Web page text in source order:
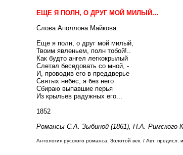
ЕЩЕ Я ПОЛН, О ДРУГ МОЙ МИЛЫЙ…
Слова Аполлона Майкова
Еще я полн, о друг мой милый,
Твоим явленьем, полн тобой!..
Как будто ангел легкокрылый
Слетал беседовать со мной, -
И, проводив его в преддверье
Святых небес, я без него
Сбираю выпавшие перья
Из крыльев радужных его...
1852
Романсы С.А. Зыбиной (1861), Н.А. Римского-
Антология русского романса. Золотой век. / Авт.